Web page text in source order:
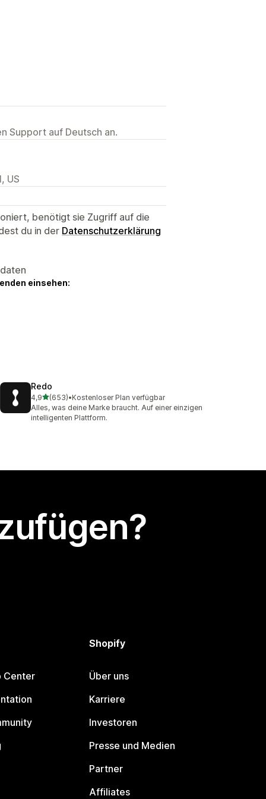
Support auf Deutsch an.
US
benötigt sie Zugriff auf die
du in der Datenschutzerklärung
einsehen:
Redo
4,9von 5 Sternen
(653)
653 Rezensionen insgesamt
•Kostenloser Plan verfügbar
Alles, was deine Marke braucht. Auf einer einzigen
intelligenten Plattform.
Center
Shopify
Über uns
Karriere
Investoren
Presse und Medien
Partner
Affiliates